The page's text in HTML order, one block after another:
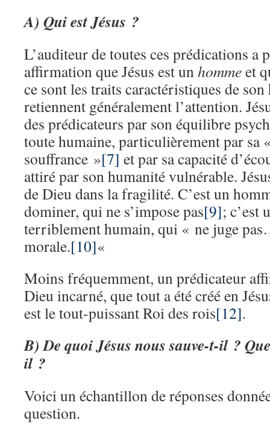
A) Qui est Jésus ?
L’auditeur de toutes ces prédications a
affirmation que Jésus est unhommeet
ce sont les traits caractéristiques de
retiennent généralement l’attention.
des prédicateurs par son équilibre
toute humaine, particulièrement par sa
souffrance »[7] et par sa capacité
attiré par son humanité vulnérable.
de Dieu dans la fragilité. C’est un
dominer, qui ne s’impose pas[9]; c’est
terriblement humain, qui « ne juge
morale.[10]«
Moins fréquemment, un prédicateur
Dieu incarné, que tout a été créé en
est le tout-puissant Roi des rois[12].
B) De quoi Jésus nous sauve-t-il ?
il ?
Voici un échantillon de réponses
question.